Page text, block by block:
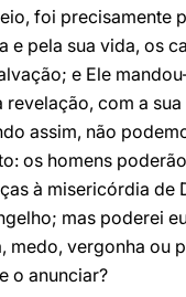
foi precisamente
e pela sua vida, os
e Ele
revelação, com a
assim, não
os homens
à misericórdia de
mas poderei
medo, vergonha ou
o anunciar?